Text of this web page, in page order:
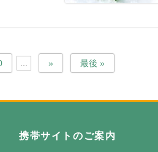
» 最後 »
携帯サイトのご案内